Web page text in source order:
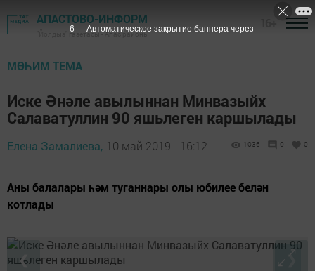
АПАСТОВО-ИНФОРМ
"Йолдыз" газетасы - Апас районы
МӨҺИМ ТЕМА
Иске Әнәле авылыннан Минвазыйх
Салаватуллин 90 яшьлеген каршылады
Елена Замалиева, 10 май 2019 - 16:12 1036 0 0
Аны балалары һәм туганнары олы юбилее белән
котлады
❮ ❯
6 Автоматическое закрытие баннера через